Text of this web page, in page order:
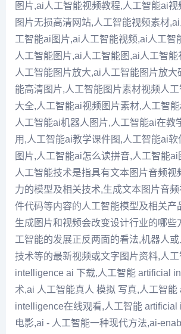
图片,ai人工智能视频教程,人工智能ai
图片无损高清网站,人工智能视频素材
工智能ai图片,ai人工智能视频,ai人工智
人工智能图片,ai人工智能图,ai人工智
人工智能图片放大,ai人工智能图片放大
能高清图片,人工智能图片素材视频人
大全,人工智能ai视频图片素材,人工智
人工智能ai机器人图片,人工智能ai在教
用,人工智能ai教学课件图,人工智能ai
图片,人工智能ai怎么读拼音,人工智能
人工智能技术是指具有文本图片音频视
力的模型及相关技术,生成文本图片音
件代码等内容的人工智能模型及相关产
生成图片和视频会改变设计行业的哪些
工智能的发展正反两面的看法,机器人
技术等的最新视频或文字图片资料,人工
intelligence ai 下载,人工智能 artificial
术,ai 人工智能真人 模拟 写真,人工智能
intelligence在线观看,人工智能 artificial
电影,ai - 人工智能一种现代方法,ai-